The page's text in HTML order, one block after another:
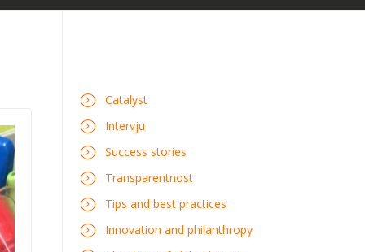
Catalyst
Intervju
Success stories
Transparentnost
Tips and best practices
Innovation and philanthropy